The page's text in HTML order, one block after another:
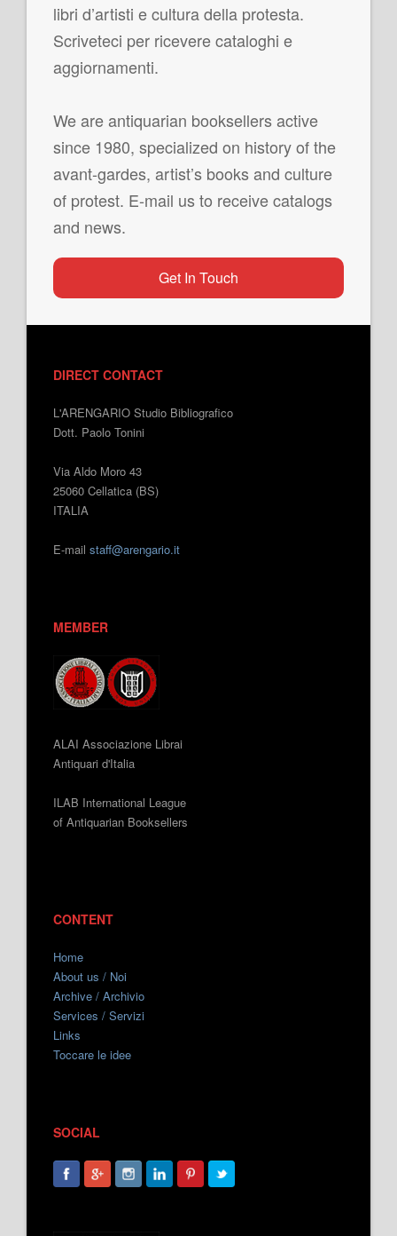
libri d’artisti e cultura della protesta.
Scriveteci per ricevere cataloghi e
aggiornamenti.
We are antiquarian booksellers active
since 1980, specialized on history of the
avant-gardes, artist’s books and culture
of protest. E-mail us to receive catalogs
and news.
Get In Touch
DIRECT CONTACT
L'ARENGARIO Studio Bibliografico
Dott. Paolo Tonini
Via Aldo Moro 43
25060 Cellatica (BS)
ITALIA
E-mail staff@arengario.it
MEMBER
ALAI Associazione Librai
Antiquari d'Italia
ILAB International League
of Antiquarian Booksellers
CONTENT
Home
About us / Noi
Archive / Archivio
Services / Servizi
Links
Toccare le idee
SOCIAL